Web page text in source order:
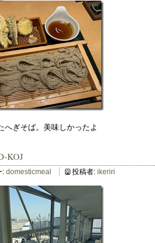
へぎそば。美味しかったよ
KOJ
: domesticmeal 投稿者: ikeriri